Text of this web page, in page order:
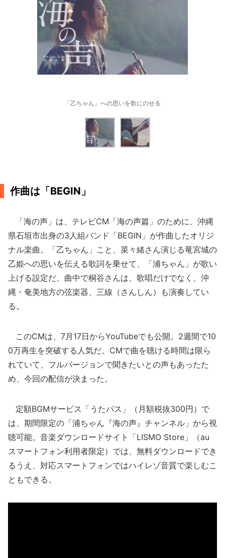
「乙ちゃん」への思いを歌にのせる
作曲は「BEGIN」
「海の声」は、テレビCM「海の声篇」のために、沖縄
県石垣市出身の3人組バンド「BEGIN」が作曲したオリジ
ナル楽曲。「乙ちゃん」こと、菜々緒さん演じる竜宮城の
乙姫への思いを伝える歌詞を乗せて、「浦ちゃん」が歌い
上げる設定だ。曲中で桐谷さんは、歌唱だけでなく、沖
縄・奄美地方の弦楽器、三線（さんしん）も演奏してい
る。
このCMは、7月17日からYouTubeでも公開。2週間で10
0万再生を突破する人気だ。CMで曲を聴ける時間は限ら
れていて、フルバージョンで聞きたいとの声もあったた
め、今回の配信が決まった。
定額BGMサービス「うたパス」（月額税抜300円）で
は、期間限定の「浦ちゃん『海の声』チャンネル」から視
聴可能。音楽ダウンロードサイト「LISMO Store」（au
スマートフォン利用者限定）では、無料ダウンロードでき
るうえ、対応スマートフォンではハイレゾ音質で楽しむこ
ともできる。